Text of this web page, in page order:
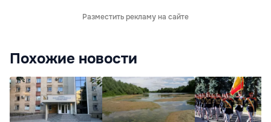
Разместить рекламу на сайте
Похожие новости